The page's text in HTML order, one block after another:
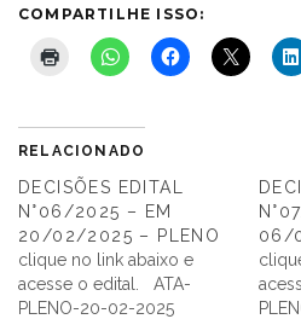
COMPARTILHE ISSO:
RELACIONADO
DECISÕES EDITAL
N°06/2025 – EM
20/02/2025 – PLENO
clique no link abaixo e
acesse o edital. ATA-
PLENO-20-02-2025
06/